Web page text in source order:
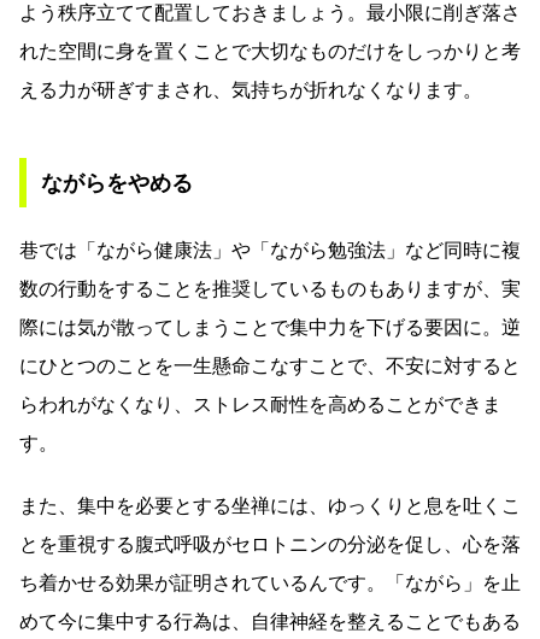
よう秩序立てて配置しておきましょう。最小限に削ぎ落さ
れた空間に身を置くことで大切なものだけをしっかりと考
える力が研ぎすまされ、気持ちが折れなくなります。
ながらをやめる
巷では「ながら健康法」や「ながら勉強法」など同時に複
数の行動をすることを推奨しているものもありますが、実
際には気が散ってしまうことで集中力を下げる要因に。逆
にひとつのことを一生懸命こなすことで、不安に対すると
らわれがなくなり、ストレス耐性を高めることができま
す。
また、集中を必要とする坐禅には、ゆっくりと息を吐くこ
とを重視する腹式呼吸がセロトニンの分泌を促し、心を落
ち着かせる効果が証明されているんです。「ながら」を止
めて今に集中する行為は、自律神経を整えることでもある